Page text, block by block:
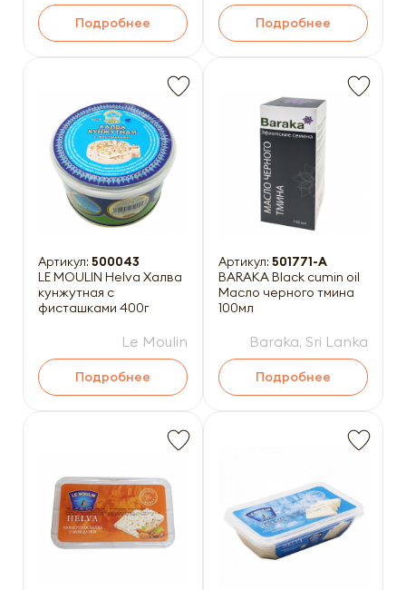
Подробнее Подробнее
Артикул: 500043
LE MOULIN Helva Халва
кунжутная с
фисташками 400г
Le Moulin
Подробнее
Артикул: 501771-A
BARAKA Black cumin oil
Масло черного тмина
100мл
Baraka, Sri Lanka
Подробнее